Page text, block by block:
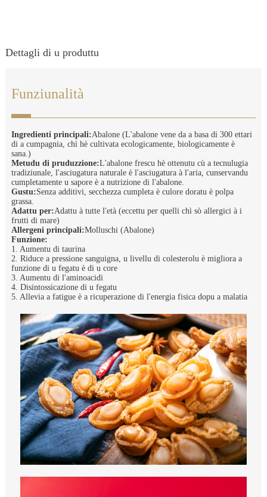
Dettagli di u produttu
Funziunalità
Ingredienti principali:Abalone (L'abalone vene da a basa di 300 ettari
di a cumpagnia, chì hè cultivata ecologicamente, biologicamente è
sana.)
Metudu di pruduzzione:L'abalone frescu hè ottenutu cù a tecnulugia
tradiziunale, l'asciugatura naturale è l'asciugatura à l'aria, cunservandu
cumpletamente u sapore è a nutrizione di l'abalone.
Gustu:Senza additivi, secchezza cumpleta è culore doratu è polpa
grassa.
Adattu per:Adattu à tutte l'età (eccettu per quelli chì sò allergici à i
frutti di mare)
Allergeni principali:Molluschi (Abalone)
Funzione:
1. Aumentu di taurina
2. Riduce a pressione sanguigna, u livellu di colesterolu è migliora a
funzione di u fegatu è di u core
3. Aumentu di l'aminoacidi
4. Disintossicazione di u fegatu
5. Allevia a fatigue è a ricuperazione di l'energia fisica dopu a malatia